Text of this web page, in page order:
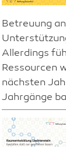
Betreuung
Allerdings
Ressourcen
nächsten
Jahrgänge